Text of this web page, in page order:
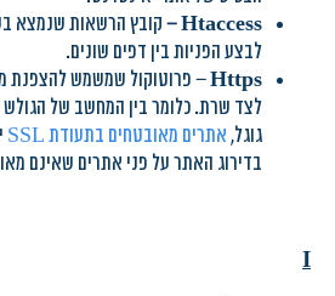
Htaccess
– קובץ הרשאות שנמצא
לבצע הפניות בין דפים שונים.
Https– פרוטוקול שמשמש להצפנת
לצד שרת. כלומר בין המחשב של
גוגל, אתרים מאובטחים בתעודת SSL
בדירוג האתר על פני אתרים שאינם
I